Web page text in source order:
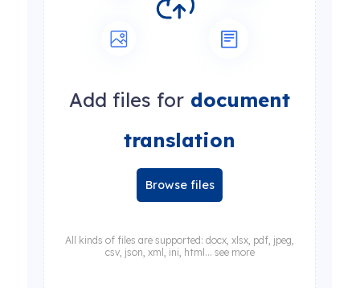
Add files for document
translation
Browse files
All kinds of files are supported: docx, xlsx, pdf, jpeg,
csv, json, xml, ini, html... see more